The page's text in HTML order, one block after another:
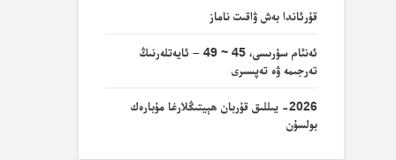
قۇرئاندا بەش ۋاقىت ناماز
ئەنئام سۈرىسى، 45 ~ 49 – ئايەتلەرنىڭ
تەرجىمە ۋە تەپسىرى
2026- يىللىق قۇربان ھېيتىڭلارغا مۇبارەك
بولسۇن